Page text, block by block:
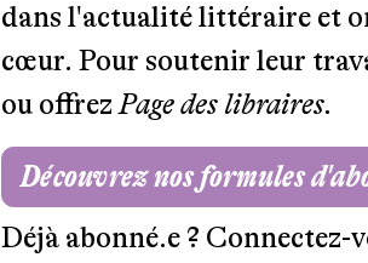
dans l'actualité littéraire et
cœur. Pour soutenir leur
ou offrezPage des libraires.
Découvrez nos formules
Déjà abonné.e ? Connectez-